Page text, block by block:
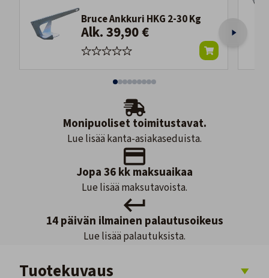
Bruce Ankkuri HKG 2-30 Kg
Alk. 39,90 €
Monipuoliset toimitustavat.
Lue lisää kanta-asiakaseduista.
Jopa 36 kk maksuaikaa
Lue lisää maksutavoista.
14 päivän ilmainen palautusoikeus
Lue lisää palautuksista.
Tuotekuvaus